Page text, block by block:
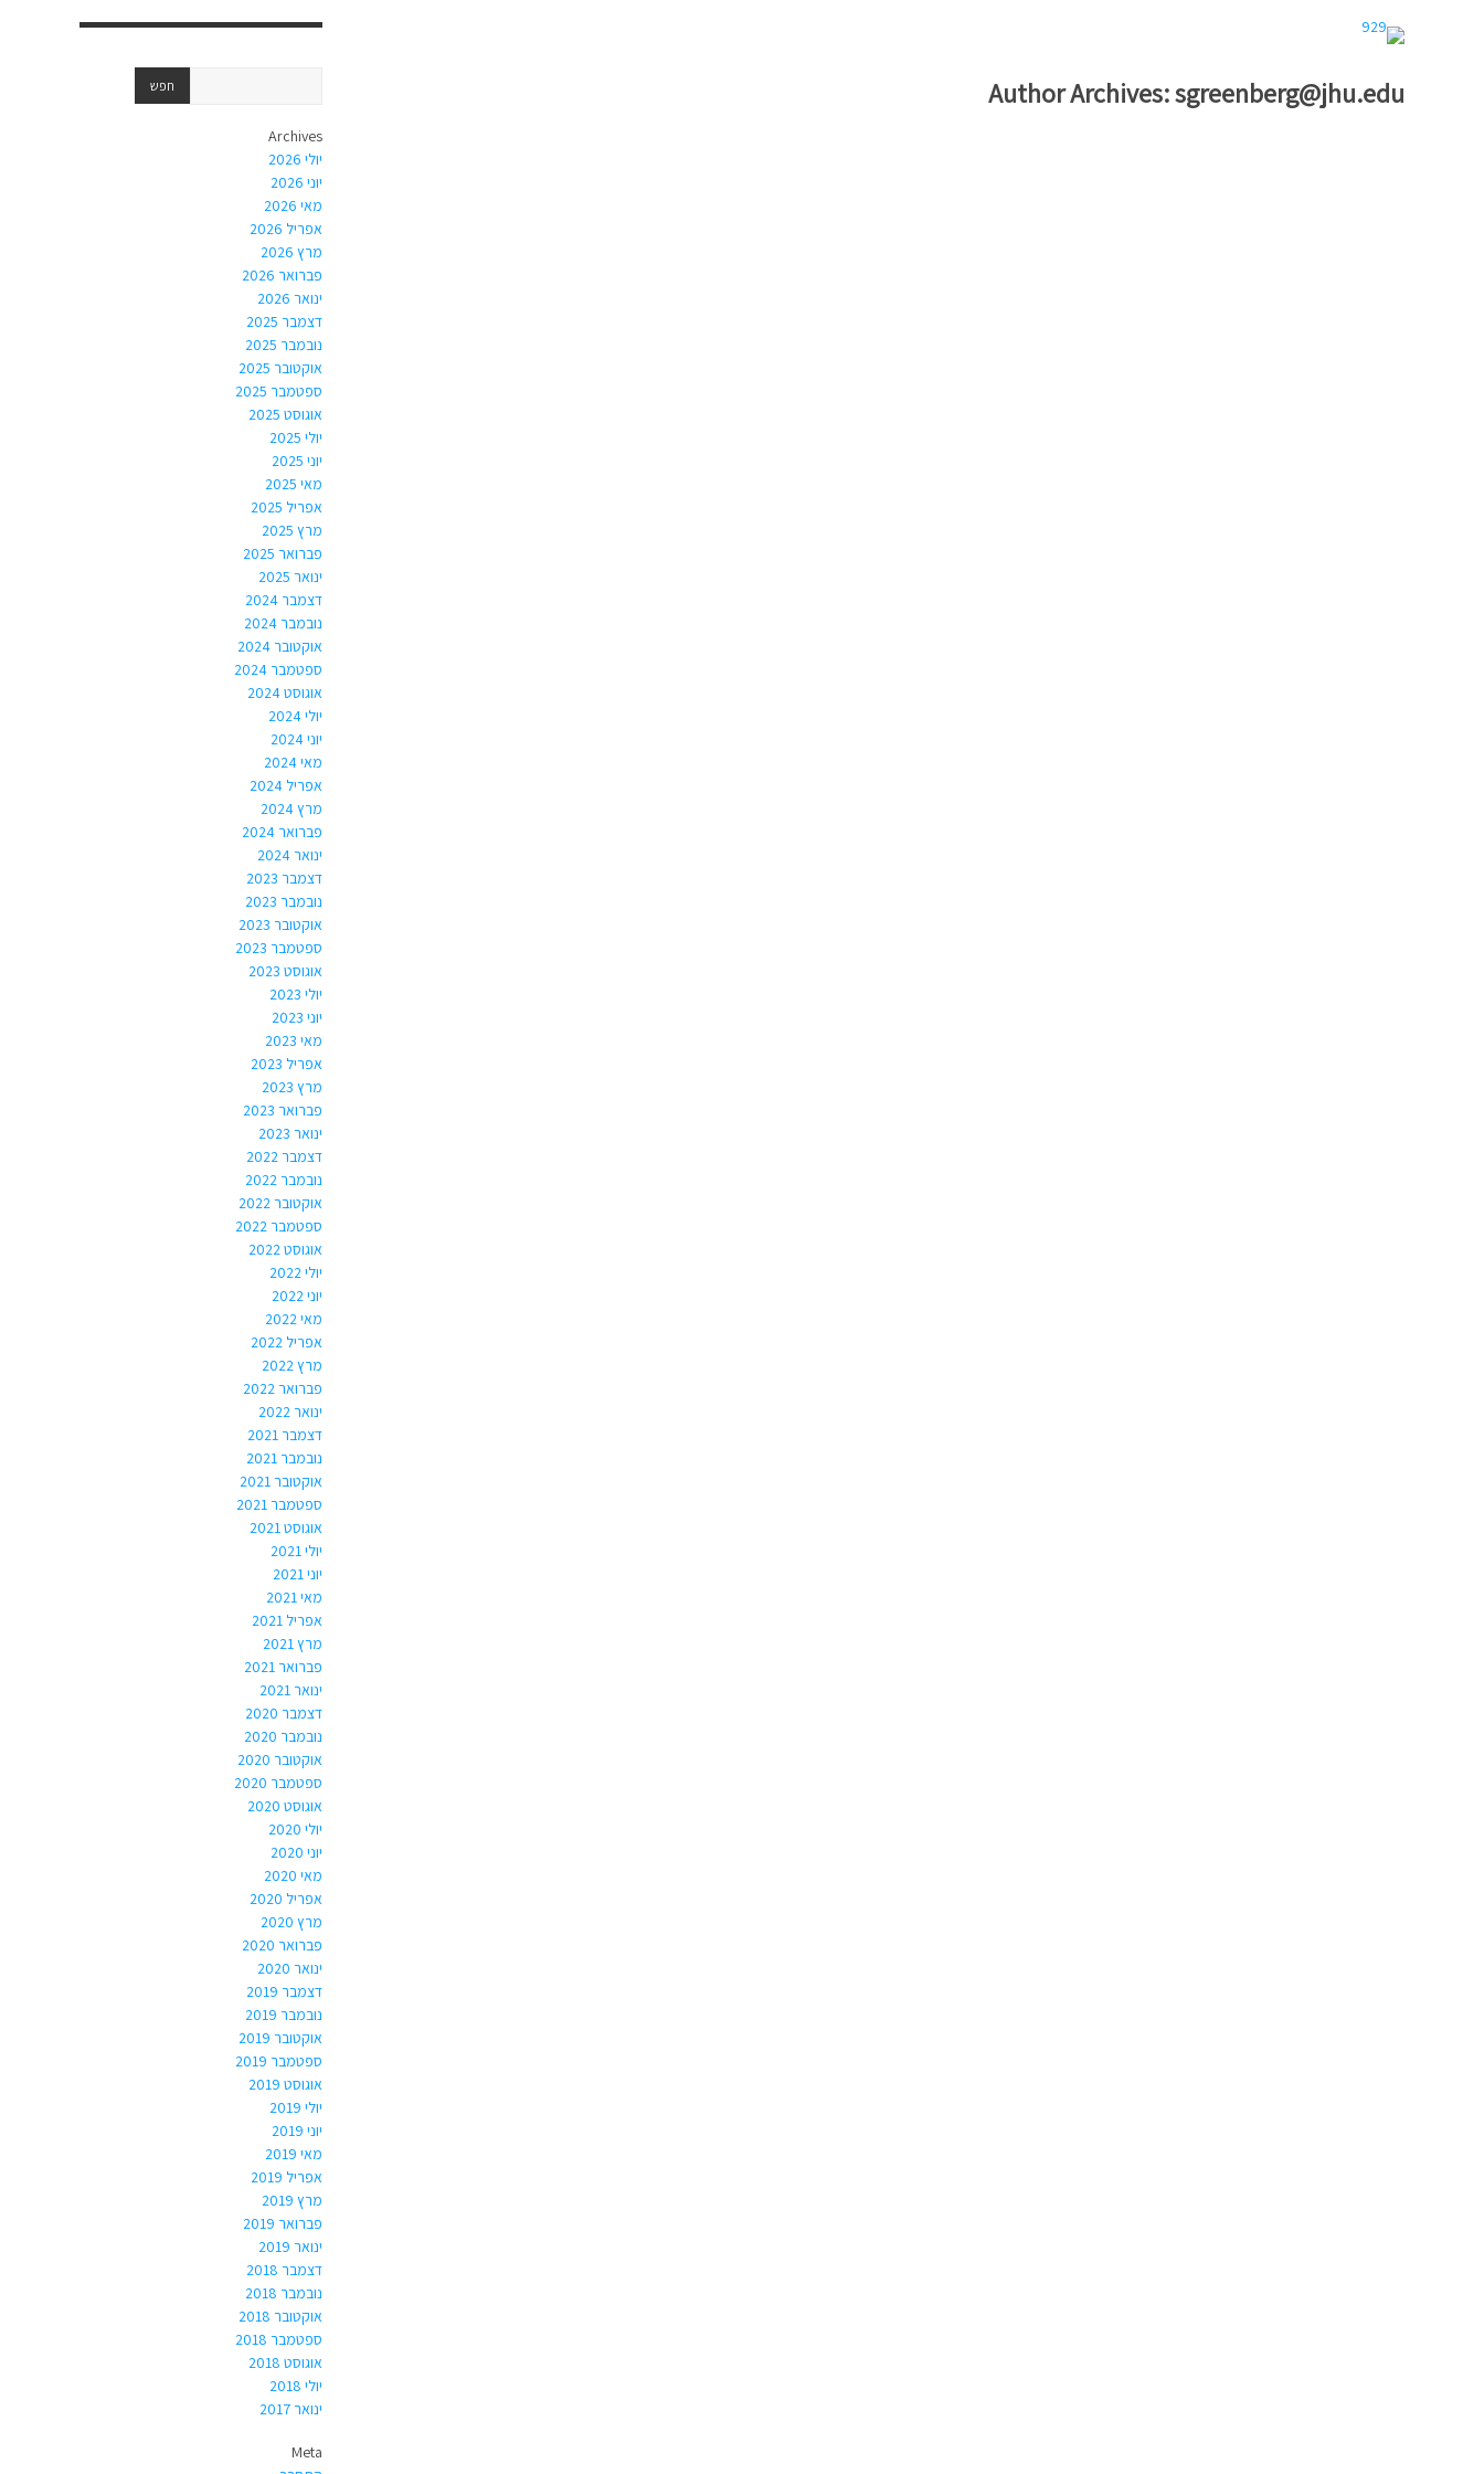
Author Archives:sgreenberg@jhu.edu
Archives
יולי 2026
יוני 2026
מאי 2026
אפריל 2026
מרץ 2026
פברואר 2026
ינואר 2026
דצמבר 2025
נובמבר 2025
אוקטובר 2025
ספטמבר 2025
אוגוסט 2025
יולי 2025
יוני 2025
מאי 2025
אפריל 2025
מרץ 2025
פברואר 2025
ינואר 2025
דצמבר 2024
נובמבר 2024
אוקטובר 2024
ספטמבר 2024
אוגוסט 2024
יולי 2024
יוני 2024
מאי 2024
אפריל 2024
מרץ 2024
פברואר 2024
ינואר 2024
דצמבר 2023
נובמבר 2023
אוקטובר 2023
ספטמבר 2023
אוגוסט 2023
יולי 2023
יוני 2023
מאי 2023
אפריל 2023
מרץ 2023
פברואר 2023
ינואר 2023
דצמבר 2022
נובמבר 2022
אוקטובר 2022
ספטמבר 2022
אוגוסט 2022
יולי 2022
יוני 2022
מאי 2022
אפריל 2022
מרץ 2022
פברואר 2022
ינואר 2022
דצמבר 2021
נובמבר 2021
אוקטובר 2021
ספטמבר 2021
אוגוסט 2021
יולי 2021
יוני 2021
מאי 2021
אפריל 2021
מרץ 2021
פברואר 2021
ינואר 2021
דצמבר 2020
נובמבר 2020
אוקטובר 2020
ספטמבר 2020
אוגוסט 2020
יולי 2020
יוני 2020
מאי 2020
אפריל 2020
מרץ 2020
פברואר 2020
ינואר 2020
דצמבר 2019
נובמבר 2019
אוקטובר 2019
ספטמבר 2019
אוגוסט 2019
יולי 2019
יוני 2019
מאי 2019
אפריל 2019
מרץ 2019
פברואר 2019
ינואר 2019
דצמבר 2018
נובמבר 2018
אוקטובר 2018
ספטמבר 2018
אוגוסט 2018
יולי 2018
ינואר 2017
Meta